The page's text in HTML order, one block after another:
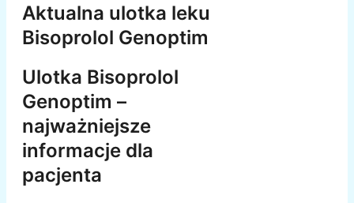
Aktualna ulotka leku
Bisoprolol Genoptim
Ulotka Bisoprolol
Genoptim –
najważniejsze
informacje dla
pacjenta